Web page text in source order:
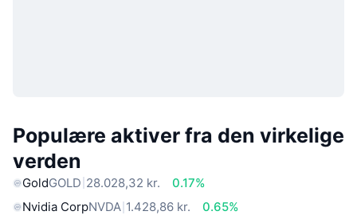
Populære aktiver fra den virkelige
verden
GoldGOLD 28.028,32 kr.
0.17%
Nvidia CorpNVDA 1.428,86 kr.
0.65%